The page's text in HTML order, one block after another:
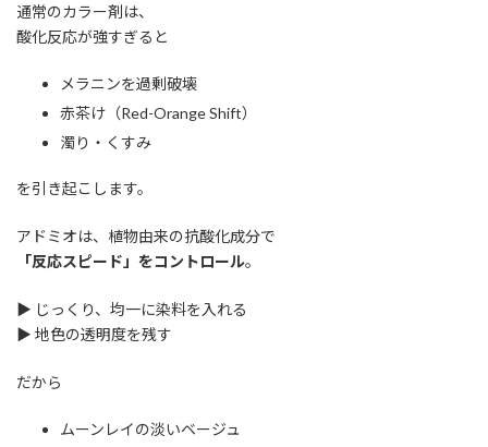
通常のカラー剤は、
酸化反応が強すぎると
メラニンを過剰破壊
赤茶け（Red-Orange Shift）
濁り・くすみ
を引き起こします。
アドミオは、植物由来の抗酸化成分で
「反応スピード」をコントロール。
▶ じっくり、均一に染料を入れる
▶ 地色の透明度を残す
だから
ムーンレイの淡いベージュ